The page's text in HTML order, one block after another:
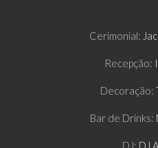
Cerimonial:
Recepção:
Decoração:
Bar de Drinks:
DJ: DJ